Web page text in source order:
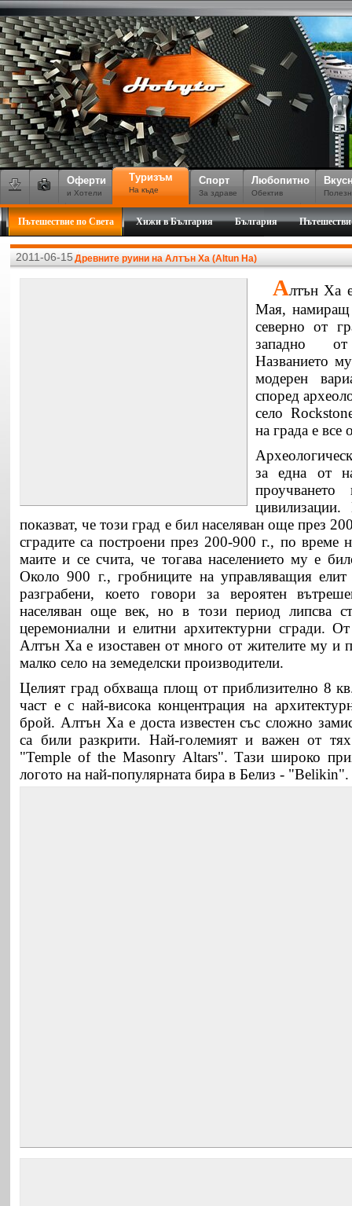
Оферти
и Хотели
Туризъм
На къде
Спорт
За здраве
Любопитно
Обектив
Пътешествие по Света Хижи в България България
2011-06-15Древните руини на Алтън Ха (Altun Ha)
Алтън Ха
Мая,
северно от
западно
Названието
модерен
според
село
на града е все
за една от
цивилизации.
показват, че този град е бил населяван още през
сградите са построени през 200-900 г., по време
маите и се счита, че тогава населението му е
Около 900 г., гробниците на управляващия
разграбени, което говори за вероятен
населяван още век, но в този период липсва
церемониални и елитни архитектурни сгради.
Алтън Ха е изоставен от много от жителите му и
малко село на земеделски производители.
Целият град обхваща площ от приблизително 8
част е с най-висока концентрация на
брой. Алтън Ха е доста известен със сложно
са били разкрити. Най-големият и важен от
"Temple of the Masonry Altars". Тази широко
логото на най-популярната бира в Белиз - "Belikin".